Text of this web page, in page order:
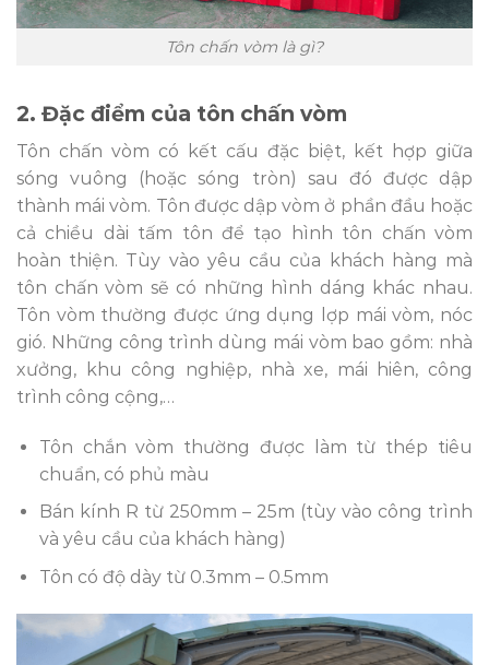
Tôn chấn vòm là gì?
2. Đặc điểm của tôn chấn vòm
Tôn chấn vòm có kết cấu đặc biệt, kết hợp giữa
sóng vuông (hoặc sóng tròn) sau đó được dập
thành mái vòm. Tôn được dập vòm ở phần đầu hoặc
cả chiều dài tấm tôn để tạo hình tôn chấn vòm
hoàn thiện. Tùy vào yêu cầu của khách hàng mà
tôn chấn vòm sẽ có những hình dáng khác nhau.
Tôn vòm thường được ứng dụng lợp mái vòm, nóc
gió. Những công trình dùng mái vòm bao gồm: nhà
xưởng, khu công nghiệp, nhà xe, mái hiên, công
trình công cộng,…
Tôn chắn vòm thường được làm từ thép tiêu
chuẩn, có phủ màu
Bán kính R từ 250mm – 25m (tùy vào công trình
và yêu cầu của khách hàng)
Tôn có độ dày từ 0.3mm – 0.5mm